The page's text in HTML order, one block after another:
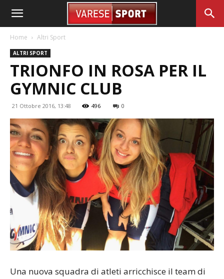
Home Altri Sport
ALTRI SPORT
TRIONFO IN ROSA PER IL
GYMNIC CLUB
21 Ottobre 2016, 13:48 496 0
Una nuova squadra di atleti arricchisce il team di